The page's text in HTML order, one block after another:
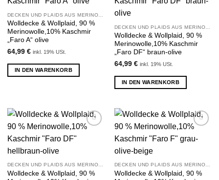
Wunschliste
Wolldecke & Wollplaid, 90 %
Merinowolle,10% Kaschmir
„Faro A“ olive
64,99 € inkl. 19% USt.
IN DEN WARENKORB
Wunschliste
Wolldecke & Wollplaid, 90 %
Merinowolle,10% Kaschmir
„Faro DF“ braun-olive
64,99 € inkl. 19% USt.
IN DEN WARENKORB
Wunschliste
Wolldecke & Wollplaid, 90 %
Wunschliste
Wolldecke & Wollplaid, 90 %